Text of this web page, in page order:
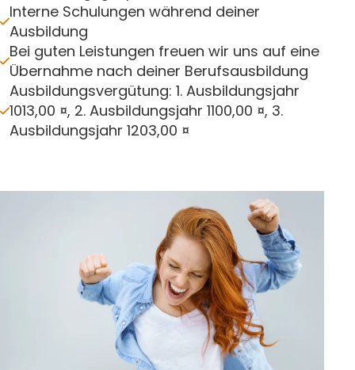
Interne Schulungen während deiner
Ausbildung
Bei guten Leistungen freuen wir uns auf eine
Übernahme nach deiner Berufsausbildung
Ausbildungsvergütung: 1. Ausbildungsjahr
1013,00 ¤, 2. Ausbildungsjahr 1100,00 ¤, 3.
Ausbildungsjahr 1203,00 ¤